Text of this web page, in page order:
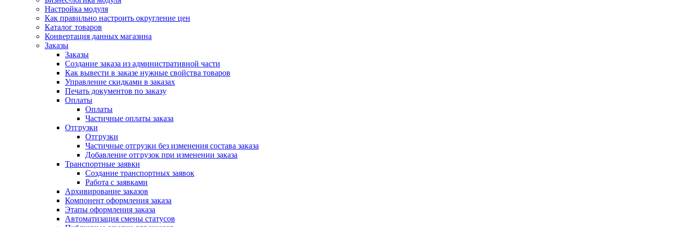
Настройка модуля
Как правильно настроить округление цен
Каталог товаров
Конвертация данных магазина
Заказы
Заказы
Создание заказа из административной части
Как вывести в заказе нужные свойства товаров
Управление скидками в заказах
Печать документов по заказу
Оплаты
Оплаты
Частичные оплаты заказа
Отгрузки
Отгрузки
Частичные отгрузки без изменения состава заказа
Добавление отгрузок при изменении заказа
Транспортные заявки
Создание транспортных заявок
Работа с заявками
Архивирование заказов
Компонент оформления заказа
Этапы оформления заказа
Автоматизация смены статусов